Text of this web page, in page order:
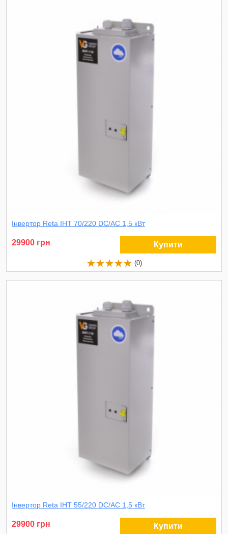
Інвертор Reta ІНТ 70/220 DC/AC 1,5 кВт
29900 грн Купити
(0)
Інвертор Reta ІНТ 55/220 DC/AC 1,5 кВт
29900 грн Купити